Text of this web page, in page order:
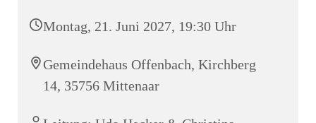
Montag, 21. Juni 2027, 19:30 Uhr
Gemeindehaus Offenbach, Kirchberg
14, 35756 Mittenaar